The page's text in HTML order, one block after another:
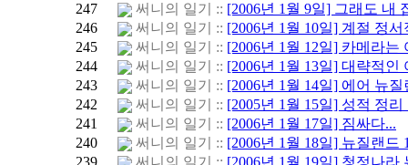
247
써니의 일기 :: [2006년 1월 9일] 그래도 내
246
써니의 일기 :: [2006년 1월 10일] 계절 정서
245
써니의 일기 :: [2006년 1월 12일] 카메라는
244
써니의 일기 :: [2006년 1월 13일] 대략적인
243
써니의 일기 :: [2006년 1월 14일] 에어 뉴
242
써니의 일기 :: [2005년 1월 15일] 성적 정
241
써니의 일기 :: [2006년 1월 17일] 짐싸다...
240
써니의 일기 :: [2006년 1월 18일] 뉴질랜드
239
써니의 일기 :: [2006년 1월 19일] 청정나라